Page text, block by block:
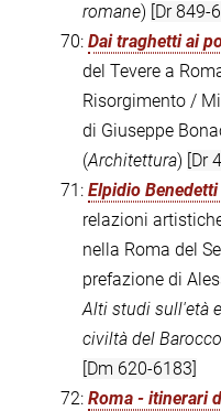
romane) [Dr 849-
70: Dai traghetti ai
del Tevere a
Risorgimento /
di Giuseppe
(Architettura) [Dr
71: Elpidio
relazioni
nella Roma del
prefazione di
Alti studi sull'età
civiltà del
[Dm 620-6183]
72: Roma - itinerari